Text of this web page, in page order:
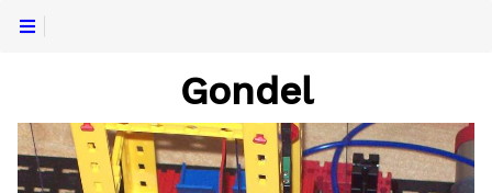
Gondel